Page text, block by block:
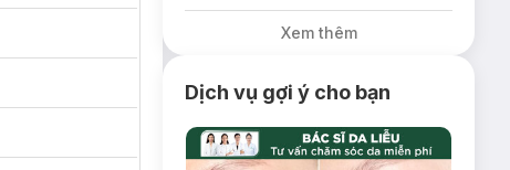
như một
Xem thêm
Dịch vụ gợi ý cho bạn